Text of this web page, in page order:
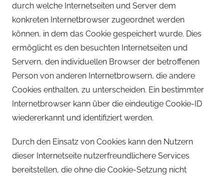
durch welche Internetseiten und Server dem
konkreten Internetbrowser zugeordnet werden
können, in dem das Cookie gespeichert wurde. Dies
ermöglicht es den besuchten Internetseiten und
Servern, den individuellen Browser der betroffenen
Person von anderen Internetbrowsern, die andere
Cookies enthalten, zu unterscheiden. Ein bestimmter
Internetbrowser kann über die eindeutige Cookie-ID
wiedererkannt und identifiziert werden.
Durch den Einsatz von Cookies kann den Nutzern
dieser Internetseite nutzerfreundlichere Services
bereitstellen, die ohne die Cookie-Setzung nicht